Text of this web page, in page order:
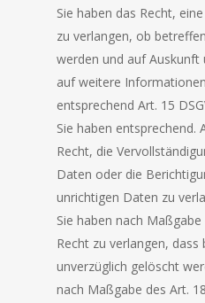
Sie haben das Recht,
zu verlangen, ob
werden und auf
auf weitere
entsprechend Art. 15
Sie haben entsprechend.
Recht, die
Daten oder die
unrichtigen Daten zu
Sie haben nach
Recht zu verlangen,
unverzüglich gelöscht
nach Maßgabe des Art.